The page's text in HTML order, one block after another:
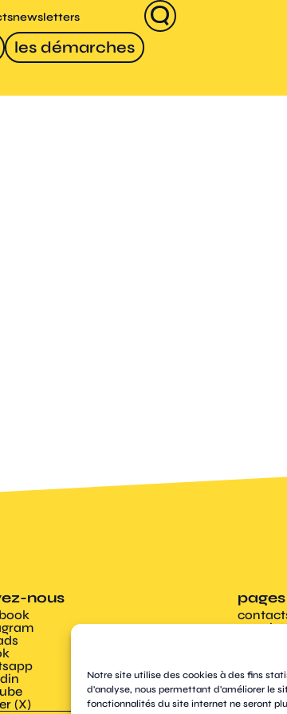
Notre site utilise des cookies à des fins
d'analyse, nous permettant d'améliorer le
fonctionnalités du site internet ne seront
les démarches
newsletters
nous
(X)
pages